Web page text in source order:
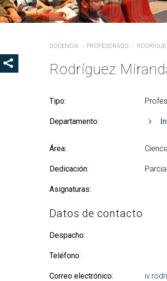
DOCENCIA PROFESORADO
Rodríguez
Tipo:
Departamento:
Área:
Dedicación: Parcial
Asignaturas:
Datos de contacto
Despacho:
Teléfono:
Correo electrónico:
SHOW SHARE BUTTONS